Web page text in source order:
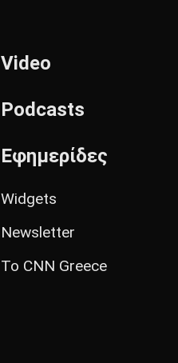
Video
Podcasts
Εφημερίδες
Widgets
Newsletter
Το CNN Greece